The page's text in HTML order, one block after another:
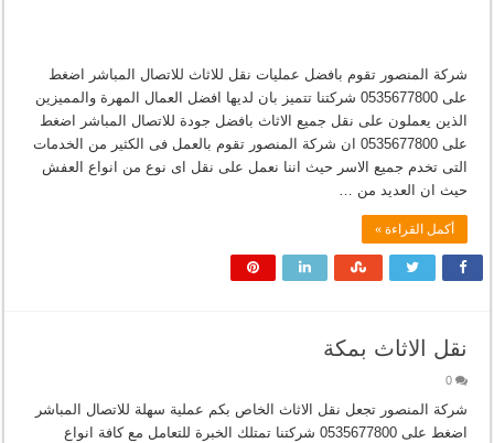
شركة المنصور تقوم بافضل عمليات نقل للاثاث للاتصال المباشر اضغط
على 0535677800 شركتنا تتميز بان لديها افضل العمال المهرة والمميزين
الذين يعملون على نقل جميع الاثاث بافضل جودة للاتصال المباشر اضغط
على 0535677800 ان شركة المنصور تقوم بالعمل فى الكثير من الخدمات
التى تخدم جميع الاسر حيث اننا نعمل على نقل اى نوع من انواع العفش
حيث ان العديد من …
أكمل القراءة »
نقل الاثاث بمكة
0
شركة المنصور تجعل نقل الاثاث الخاص بكم عملية سهلة للاتصال المباشر
اضغط على 0535677800 شركتنا تمتلك الخبرة للتعامل مع كافة انواع